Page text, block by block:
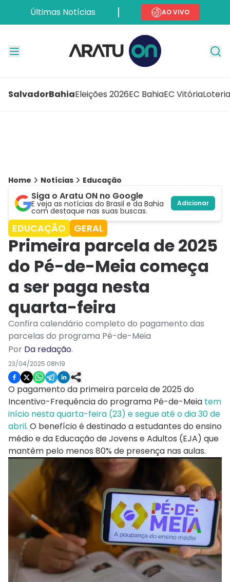
Últimas Notícias AO VIVO
SalvadorBahiaEleições 2026EC BahiaEC Vitória
Home Notícias Educação
Siga o Aratu ON no Google
E veja as notícias do Brasil e da Bahia
com destaque nas suas buscas.
Adicionar
EDUCAÇÃO GERAL
Primeira parcela de 2025
do Pé-de-Meia começa
a ser paga nesta
quarta-feira
Confira calendário completo do pagamento das
parcelas do programa Pé-de-Meia
Por Da redação.
23/04/2025 08h19
O pagamento da primeira parcela de 2025 do
Incentivo-Frequência do programa Pé-de-Meia tem
início nesta quarta-feira (23) e segue até o dia 30 de
abril. O benefício é destinado a estudantes do ensino
médio e da Educação de Jovens e Adultos (EJA) que
mantêm pelo menos 80% de presença nas aulas.